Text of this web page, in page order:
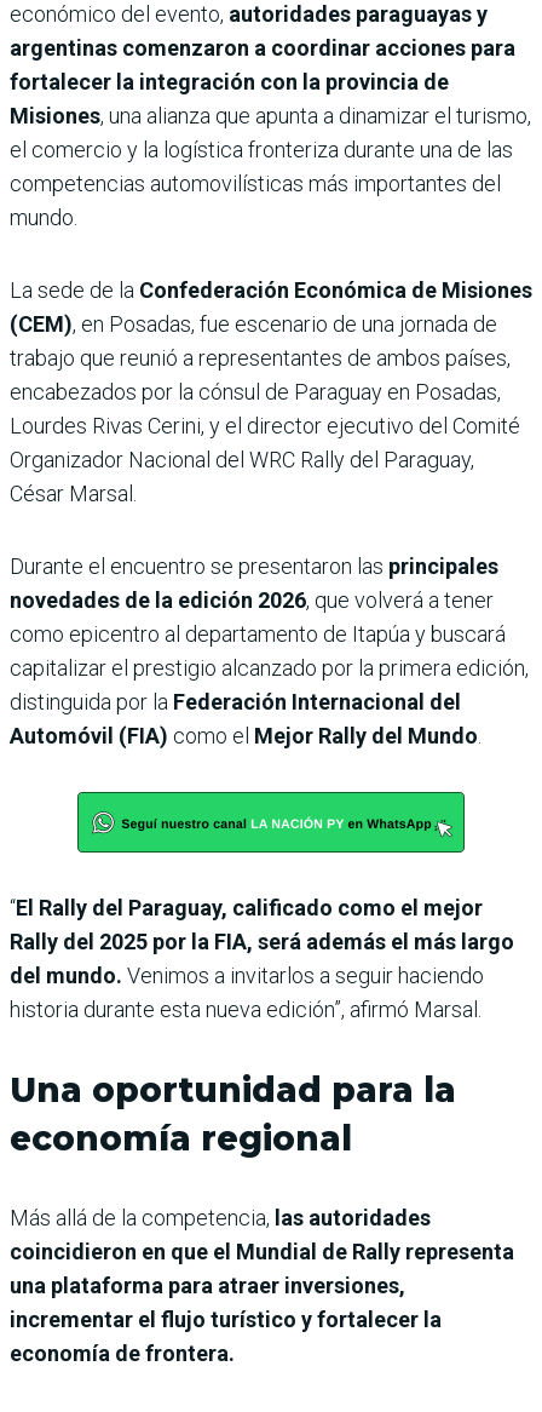
económico del evento, autoridades paraguayas y
argentinas comenzaron a coordinar acciones para
fortalecer la integración con la provincia de
Misiones, una alianza que apunta a dinamizar el turismo,
el comercio y la logística fronteriza durante una de las
competencias automovilísticas más importantes del
mundo.
La sede de la Confederación Económica de Misiones
(CEM), en Posadas, fue escenario de una jornada de
trabajo que reunió a representantes de ambos países,
encabezados por la cónsul de Paraguay en Posadas,
Lourdes Rivas Cerini, y el director ejecutivo del Comité
Organizador Nacional del WRC Rally del Paraguay,
César Marsal.
Durante el encuentro se presentaron las principales
novedades de la edición 2026, que volverá a tener
como epicentro al departamento de Itapúa y buscará
capitalizar el prestigio alcanzado por la primera edición,
distinguida por la Federación Internacional del
Automóvil (FIA) como el Mejor Rally del Mundo
“El Rally del Paraguay, calificado como el mejor
Rally del 2025 por la FIA, será además el más largo
del mundo. Venimos a invitarlos a seguir haciendo
historia durante esta nueva edición”, afirmó Marsal.
Una oportunidad para la
economía regional
Más allá de la competencia, las autoridades
coincidieron en que el Mundial de Rally representa
una plataforma para atraer inversiones,
incrementar el flujo turístico y fortalecer la
economía de frontera.